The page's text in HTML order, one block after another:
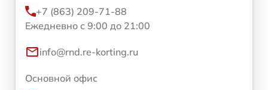
+7 (863) 209-71-88
Ежедневно с 9:00 до 21:00
info@rnd.re-korting.ru
Основной офис